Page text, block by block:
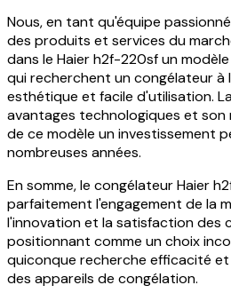
Nous, en tant qu'équipe
des produits et services du
dans le Haier h2f-220sf un
qui recherchent un congélateur à
esthétique et facile d'utilisation.
avantages technologiques et
de ce modèle un investissement
nombreuses années.
En somme, le congélateur Haier
parfaitement l'engagement de la
l'innovation et la satisfaction des
positionnant comme un choix
quiconque recherche efficacité
des appareils de congélation.